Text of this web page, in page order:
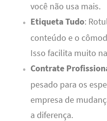
você não usa mais.
Etiqueta Tudo:
conteúdo e o
Isso facilita muito
Contrate
pesado para os
empresa de
a diferença.